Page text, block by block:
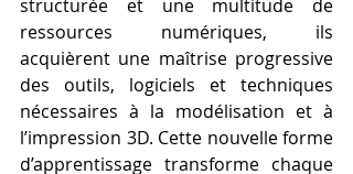
structurée et une multitude de
ressources numériques, ils
acquièrent une maîtrise progressive
des outils, logiciels et techniques
nécessaires à la modélisation et à
l’impression 3D. Cette nouvelle forme
d’apprentissage transforme chaque